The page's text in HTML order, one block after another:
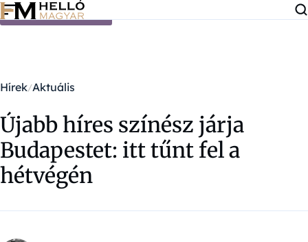
Ugrás a tartalomra
Hírek Aktuális
Újabb híres színész járja
Budapestet: itt tűnt fel a
hétvégén